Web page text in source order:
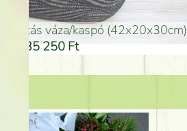
arany színű kerámia váza (40x26cm)